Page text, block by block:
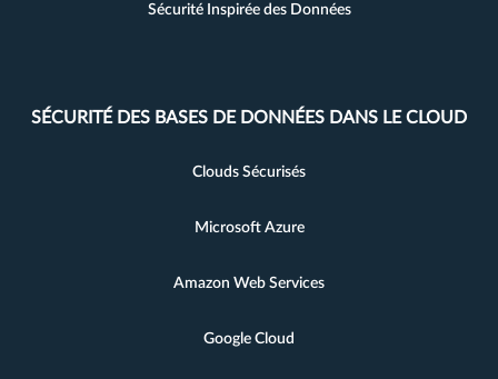
Sécurité Inspirée des Données
SÉCURITÉ DES BASES DE DONNÉES DANS LE CLOUD
Clouds Sécurisés
Microsoft Azure
Amazon Web Services
Google Cloud